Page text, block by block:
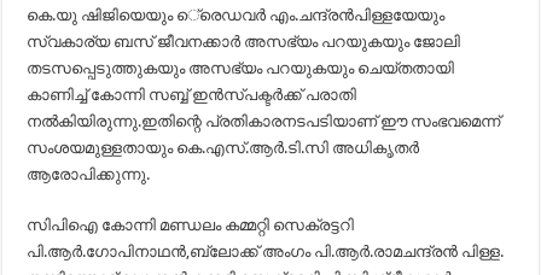
കെ.യു ഷിജിയെയും െ്രെഡവര്‍ എം.ചന്ദ്രന്‍പിള്ളയേയും
സ്വകാര്യ ബസ് ജീവനക്കാര്‍ അസഭ്യം പറയുകയും ജോലി
തടസപ്പെടുത്തുകയും അസഭ്യം പറയുകയും ചെയ്തതായി
കാണിച്ച് കോന്നി സബ്ബ് ഇന്‍സ്പക്ടര്‍ക്ക് പരാതി
നല്‍കിയിരുന്നു.ഇതിന്റെ പ്രതികാരനടപടിയാണ് ഈ സംഭവമെന്ന്
സംശയമുള്ളതായും കെ.എസ്.ആര്‍.ടി.സി അധികൃതര്‍
ആരോപിക്കുന്നു.
സിപിഐ കോന്നി മണ്ഡലം കമ്മറ്റി സെക്രട്ടറി
പി.ആര്‍.ഗോപിനാഥന്‍,ബ്ലോക്ക് അംഗം പി.ആര്‍.രാമചന്ദ്രന്‍ പിള്ള.